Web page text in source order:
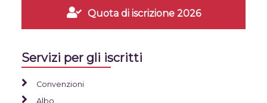
Quota di iscrizione 2026
Servizi per gli iscritti
Convenzioni
Albo